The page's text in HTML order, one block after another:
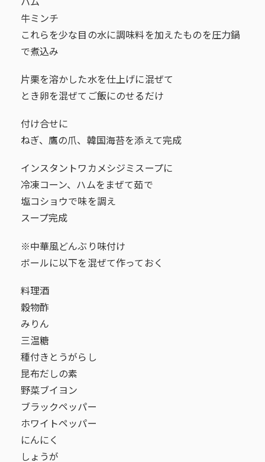
ハム
牛ミンチ
これらを少な目の水に調味料を加えたものを圧力鍋
で煮込み
片栗を溶かした水を仕上げに混ぜて
とき卵を混ぜてご飯にのせるだけ
付け合せに
ねぎ、鷹の爪、韓国海苔を添えて完成
インスタントワカメシジミスープに
冷凍コーン、ハムをまぜて茹で
塩コショウで味を調え
スープ完成
※中華風どんぶり味付け
ボールに以下を混ぜて作っておく
料理酒
穀物酢
みりん
三温糖
種付きとうがらし
昆布だしの素
野菜ブイヨン
ブラックペッパー
ホワイトペッパー
にんにく
しょうが